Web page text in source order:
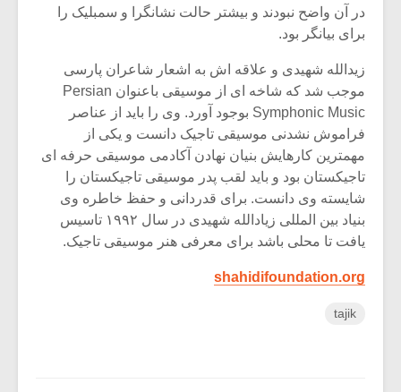
در آن واضح نبودند و بیشتر حالت نشانگرا و سمبلیک را
برای بیانگر بود.
زیدالله شهیدی و علاقه اش به اشعار شاعران پارسی
موجب شد که شاخه ای از موسیقی باعنوان Persian
Symphonic Music بوجود آورد. وی را باید از عناصر
فراموش نشدنی موسیقی تاجیک دانست و یکی از
مهمترین کارهایش بنیان نهادن آکادمی موسیقی حرفه ای
تاجیکستان بود و باید لقب پدر موسیقی تاجیکستان را
شایسته وی دانست. برای قدردانی و حفظ خاطره وی
بنیاد بین المللی زیادالله شهیدی در سال ۱۹۹۲ تاسیس
یافت تا محلی باشد برای معرفی هنر موسیقی تاجیک.
shahidifoundation.org
tajik